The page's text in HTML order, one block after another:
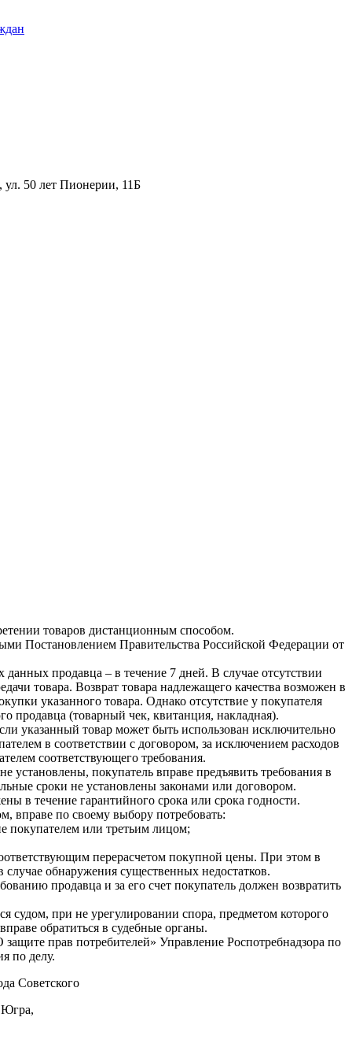
50 лет Пионерии, 11Б
товаров дистанционным способом.
Постановлением Правительства Российской Федерации от
продавца – в течение 7 дней. В случае отсутствии
товара. Возврат товара надлежащего качества возможен в
указанного товара. Однако отсутствие у покупателя
продавца (товарный чек, квитанция, накладная).
указанный товар может быть использован исключительно
в соответствии с договором, за исключением расходов
соответствующего требования.
покупатель вправе предъявить требования в
сроки не установлены законами или договором.
в течение гарантийного срока или срока годности.
вправе по своему выбору потребовать:
покупателем или третьим лицом;
перерасчетом покупной цены. При этом в
обнаружения существенных недостатков.
продавца и за его счет покупатель должен возвратить
судом, при не урегулировании спора, предметом которого
обратиться в судебные органы.
прав потребителей» Управление Роспотребнадзора по
по делу.
Советского
Югра,